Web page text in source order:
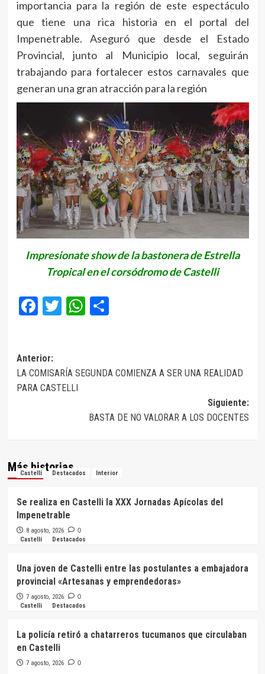
importancia para la región de este espectáculo
que tiene una rica historia en el portal del
Impenetrable. Aseguró que desde el Estado
Provincial, junto al Municipio local, seguirán
trabajando para fortalecer estos carnavales que
generan una gran atracción para la región
Impresionate show de la bastonera de Estrella
Tropical en el corsódromo de Castelli
Facebook
Twitter
WhatsApp
Compartir
Navegación
de
Anterior:
LA COMISARÍA SEGUNDA COMIENZA A SER UNA REALIDAD
PARA CASTELLI
Siguiente:
BASTA DE NO VALORAR A LOS DOCENTES
Más historias
Castelli Destacados Interior
Se realiza en Castelli la XXX Jornadas Apícolas del
Impenetrable
8 agosto, 2026 0
Castelli Destacados
Una joven de Castelli entre las postulantes a embajadora
provincial «Artesanas y emprendedoras»
7 agosto, 2026 0
Castelli Destacados
La policía retiró a chatarreros tucumanos que circulaban
en Castelli
7 agosto, 2026 0